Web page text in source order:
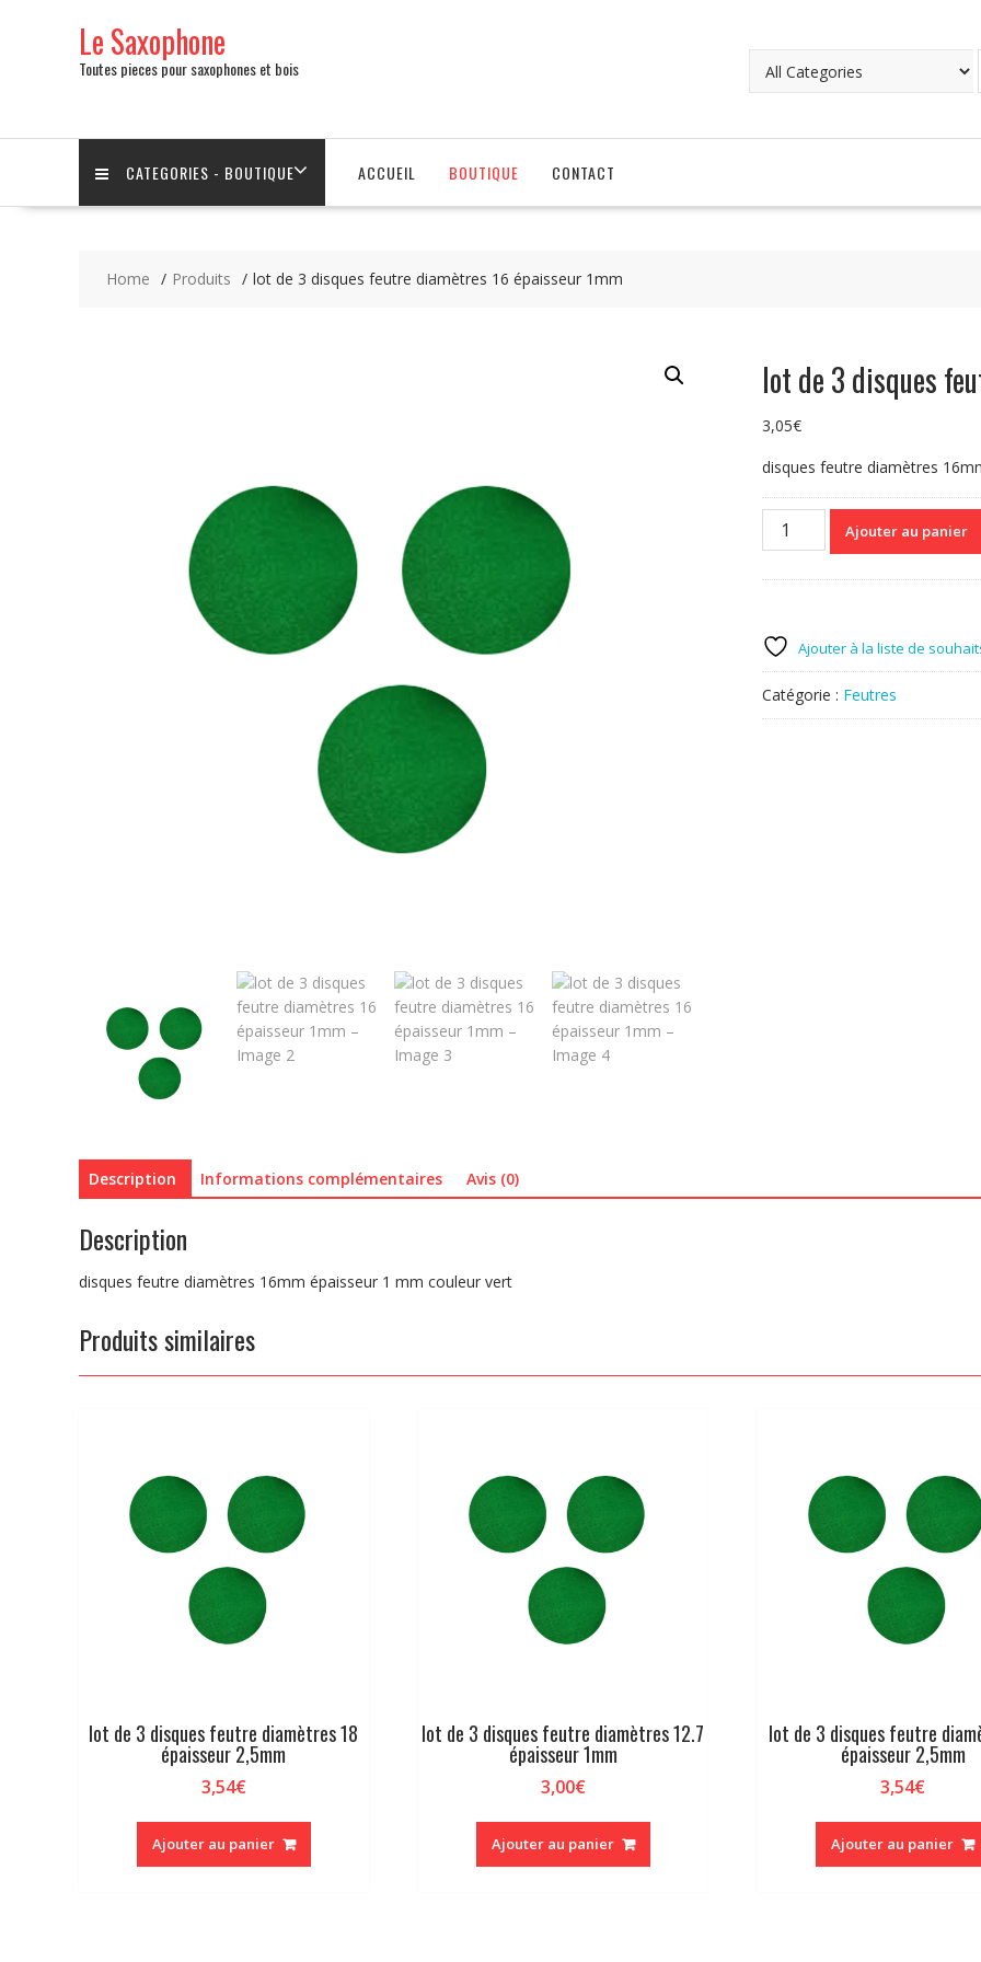
Le Saxophone
Toutes pieces pour saxophones et bois
CATEGORIES - BOUTIQUE ACCUEIL BOUTIQUE CONTACT
Home Produits lot de 3 disques feutre diamètres 16 épaisseur 1mm
lot de 3 disques
3,05€
disques feutre diamètres
quantité
disques
feutre
diamètres
Ajouter au panier
Ajouter à la liste de
Catégorie : Feutres
Description Informations complémentaires Avis (0)
Description
disques feutre diamètres 16mm épaisseur 1 mm couleur vert
Produits similaires
lot de 3 disques feutre diamètres 18
épaisseur 2,5mm
3,54€
Ajouter au panier
lot de 3 disques feutre diamètres 12.7
épaisseur 1mm
3,00€
Ajouter au panier
lot de 3 disques feutre
épaisseur 2,5mm
3,54€
Ajouter au panier